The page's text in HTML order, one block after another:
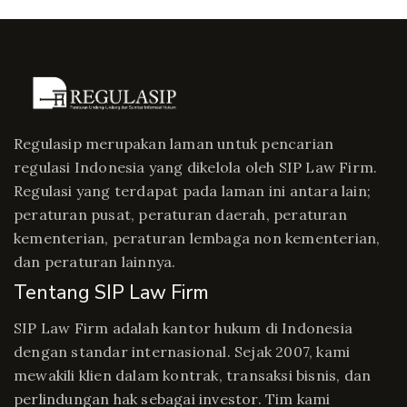
Regulasip merupakan laman untuk pencarian
regulasi Indonesia yang dikelola oleh SIP Law Firm.
Regulasi yang terdapat pada laman ini antara lain;
peraturan pusat, peraturan daerah, peraturan
kementerian, peraturan lembaga non kementerian,
dan peraturan lainnya.
Tentang SIP Law Firm
SIP Law Firm adalah kantor hukum di Indonesia
dengan standar internasional. Sejak 2007, kami
mewakili klien dalam kontrak, transaksi bisnis, dan
perlindungan hak sebagai investor. Tim kami